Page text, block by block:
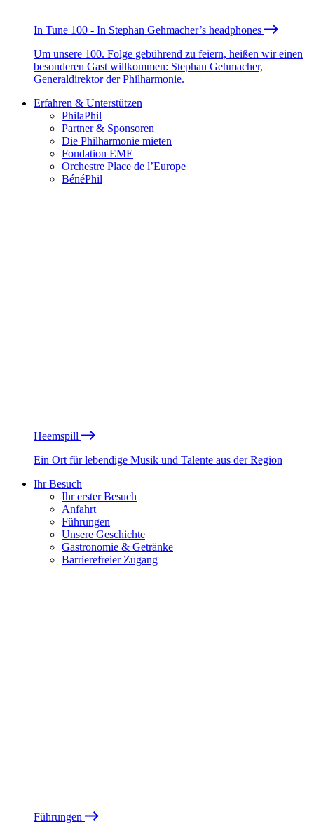
In Tune 100 - In Stephan Gehmacher’s headphones
Um unsere 100. Folge gebührend zu feiern, heißen wir einen
besonderen Gast willkommen: Stephan Gehmacher,
Generaldirektor der Philharmonie.
Erfahren & Unterstützen
PhilaPhil
Partner & Sponsoren
Die Philharmonie mieten
Fondation EME
Orchestre Place de l’Europe
BénéPhil
Heemspill
Ein Ort für lebendige Musik und Talente aus der Region
Ihr Besuch
Ihr erster Besuch
Anfahrt
Führungen
Unsere Geschichte
Gastronomie & Getränke
Barrierefreier Zugang
Führungen